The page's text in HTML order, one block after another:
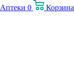
Аптеки 0 Корзина